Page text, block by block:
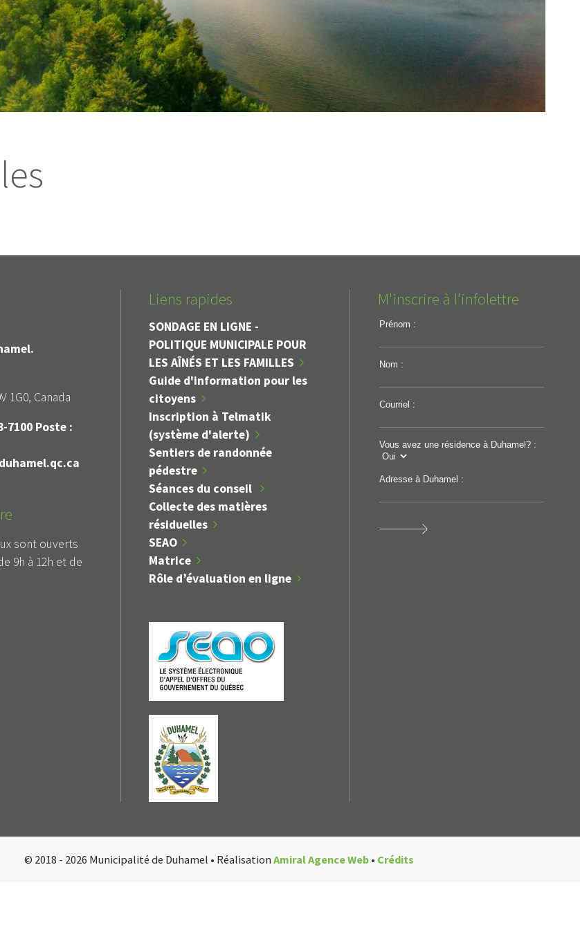
1G0, Canada
7100 Poste :
sont ouverts
9h à 12h et de
Liens rapides
SONDAGE EN LIGNE -
POLITIQUE MUNICIPALE POUR
LES AÎNÉS ET LES FAMILLES
Guide d'information pour les
citoyens
Inscription à Telmatik
(système d'alerte)
Sentiers de randonnée
pédestre
Séances du conseil
Collecte des matières
résiduelles
SEAO
Matrice
Rôle d’évaluation en ligne
M'inscrire à l'infolettre
Prénom :
Nom :
Courriel :
Vous avez une résidence à Duhamel? :
Adresse à Duhamel :
© 2018 - 2026 Municipalité de Duhamel • Réalisation Amiral Agence Web• Crédits